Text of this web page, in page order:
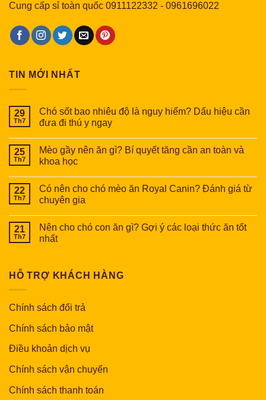
Cung cấp sỉ toàn quốc 0911122332 - 0961696022
TIN MỚI NHẤT
29
Th7
Chó sốt bao nhiêu độ là nguy hiểm? Dấu hiệu cần
đưa đi thú y ngay
25
Th7
Mèo gầy nên ăn gì? Bí quyết tăng cần an toàn và
khoa học
22
Th7
Có nên cho chó mèo ăn Royal Canin? Đánh giá từ
chuyên gia
21
Th7
Nên cho chó con ăn gì? Gợi ý các loại thức ăn tốt
nhất
HỖ TRỢ KHÁCH HÀNG
Chính sách đổi trả
Chính sách bảo mật
Điều khoản dịch vụ
Chính sách vận chuyển
Chính sách thanh toán